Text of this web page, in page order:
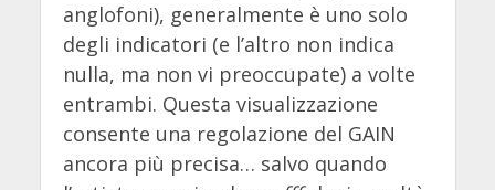
anglofoni), generalmente è uno solo
degli indicatori (e l’altro non indica
nulla, ma non vi preoccupate) a volte
entrambi. Questa visualizzazione
consente una regolazione del GAIN
ancora più precisa… salvo quando